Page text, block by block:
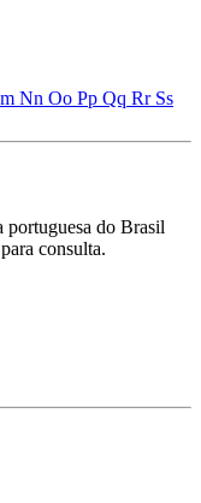
Nn Oo Pp Qq Rr Ss
portuguesa do Brasil
consulta.